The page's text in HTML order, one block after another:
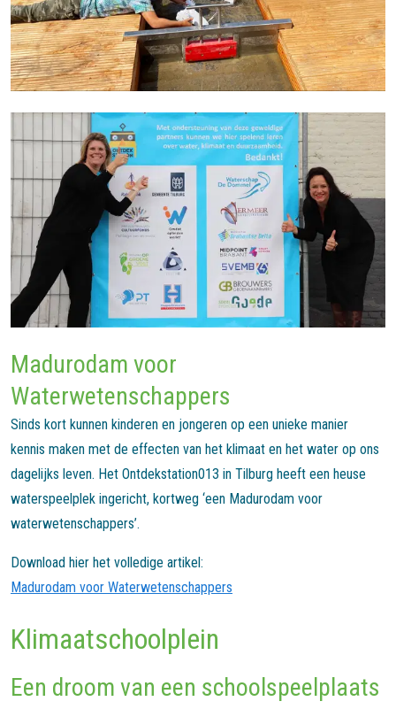
Madurodam voor
Waterwetenschappers
Sinds kort kunnen kinderen en jongeren op een unieke manier
kennis maken met de effecten van het klimaat en het water op ons
dagelijks leven. Het Ontdekstation013 in Tilburg heeft een heuse
waterspeelplek ingericht, kortweg ‘een Madurodam voor
waterwetenschappers’.
Download hier het volledige artikel:
Madurodam voor Waterwetenschappers
Klimaatschoolplein
Een droom van een schoolspeelplaats